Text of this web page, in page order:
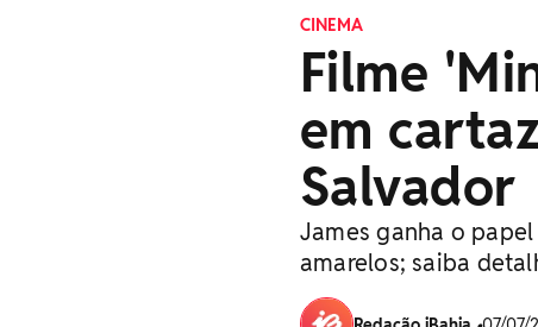
CINEMA
Filme
em
Salvador
James ganha o
amarelos; saiba